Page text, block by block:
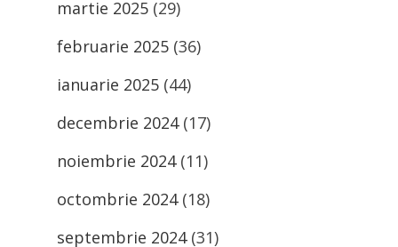
martie 2025 (29)
februarie 2025 (36)
ianuarie 2025 (44)
decembrie 2024(17)
noiembrie 2024(11)
octombrie 2024(18)
septembrie 2024(31)